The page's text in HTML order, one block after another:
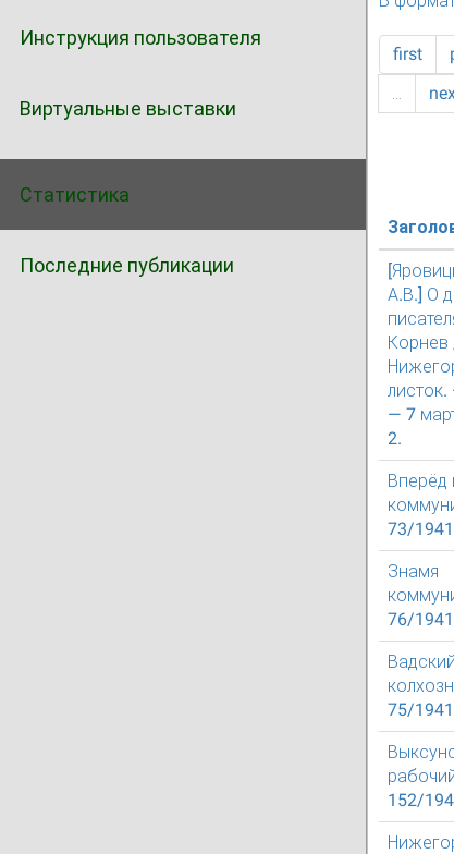
Инструкция пользователя
Виртуальные выставки
Статистика
Последние публикации
first
…
А.В.] О
Корнев
— 7
2.
Вперёд
73/1941
Знамя
76/1941
Вадский
75/1941
152/